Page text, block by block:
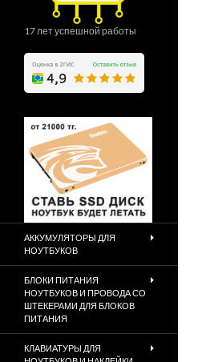
17 лет успешной работы
АККУМУЛЯТОРЫ ДЛЯ
НОУТБУКОВ
БЛОКИ ПИТАНИЯ
НОУТБУКОВ И ПРОВОДА СО
ШТЕКЕРАМИ ДЛЯ БЛОКОВ
ПИТАНИЯ
КЛАВИАТУРЫ ДЛЯ